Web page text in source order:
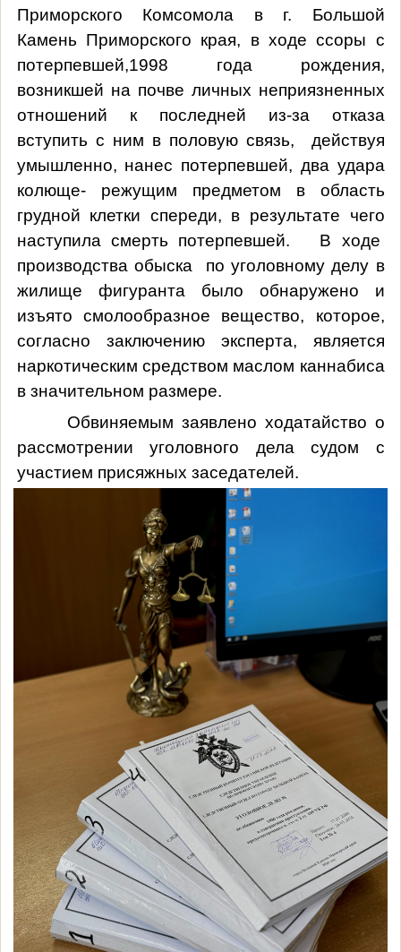
Приморского Комсомола в г. Большой
Камень Приморского края, в ходе ссоры с
потерпевшей,1998 года рождения,
возникшей на почве личных неприязненных
отношений к последней из-за отказа
вступить с ним в половую связь,
действуя
умышленно, нанес потерпевшей, два удара
колюще- режущим предметом в область
грудной клетки спереди, в результате чего
наступила смерть потерпевшей.
В ходе
производства обыска
по уголовному делу в
жилище фигуранта было обнаружено и
изъято смолообразное вещество, которое,
согласно заключению эксперта, является
наркотическим средством маслом каннабиса
в значительном размере.
Обвиняемым заявлено ходатайство о
рассмотрении уголовного дела судом с
участием присяжных заседателей.